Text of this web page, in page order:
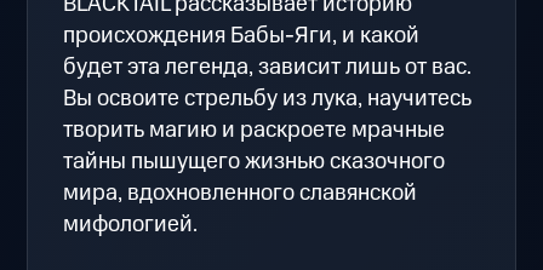
происхождения Бабы-Яги, и какой
будет эта легенда, зависит лишь от вас.
Вы освоите стрельбу из лука, научитесь
творить магию и раскроете мрачные
тайны пышущего жизнью сказочного
мира, вдохновленного славянской
мифологией.